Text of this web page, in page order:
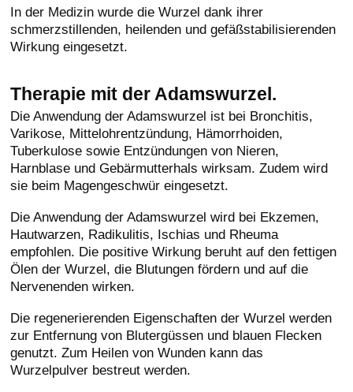
In der Medizin wurde die Wurzel dank ihrer
schmerzstillenden, heilenden und gefäßstabilisierenden
Wirkung eingesetzt.
Therapie mit der Adamswurzel.
Die Anwendung der Adamswurzel ist bei Bronchitis,
Varikose, Mittelohrentzündung, Hämorrhoiden,
Tuberkulose sowie Entzündungen von Nieren,
Harnblase und Gebärmutterhals wirksam. Zudem wird
sie beim Magengeschwür eingesetzt.
Die Anwendung der Adamswurzel wird bei Ekzemen,
Hautwarzen, Radikulitis, Ischias und Rheuma
empfohlen. Die positive Wirkung beruht auf den fettigen
Ölen der Wurzel, die Blutungen fördern und auf die
Nervenenden wirken.
Die regenerierenden Eigenschaften der Wurzel werden
zur Entfernung von Blutergüssen und blauen Flecken
genutzt. Zum Heilen von Wunden kann das
Wurzelpulver bestreut werden.